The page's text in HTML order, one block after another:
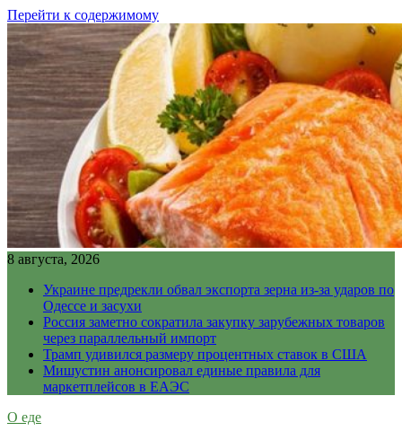
Перейти к содержимому
8 августа, 2026
Украине предрекли обвал экспорта зерна из-за ударов по
Одессе и засухи
Россия заметно сократила закупку зарубежных товаров
через параллельный импорт
Трамп удивился размеру процентных ставок в США
Мишустин анонсировал единые правила для
маркетплейсов в ЕАЭС
О еде